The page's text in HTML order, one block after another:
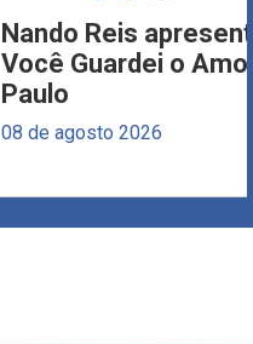
Nando Reis
Você Guardei o
Paulo
08 de agosto 2026